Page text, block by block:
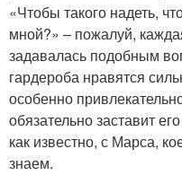
«Чтобы такого надеть,
мной?» – пожалуй,
задавалась подобным
гардероба нравятся
особенно
обязательно заставит
как известно, с Марса,
знаем.